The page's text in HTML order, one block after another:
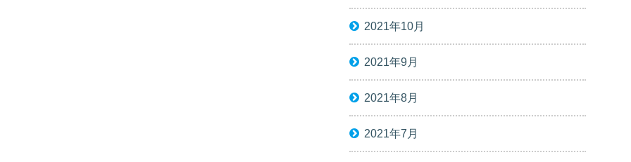
2021年10月
2021年9月
2021年8月
2021年7月